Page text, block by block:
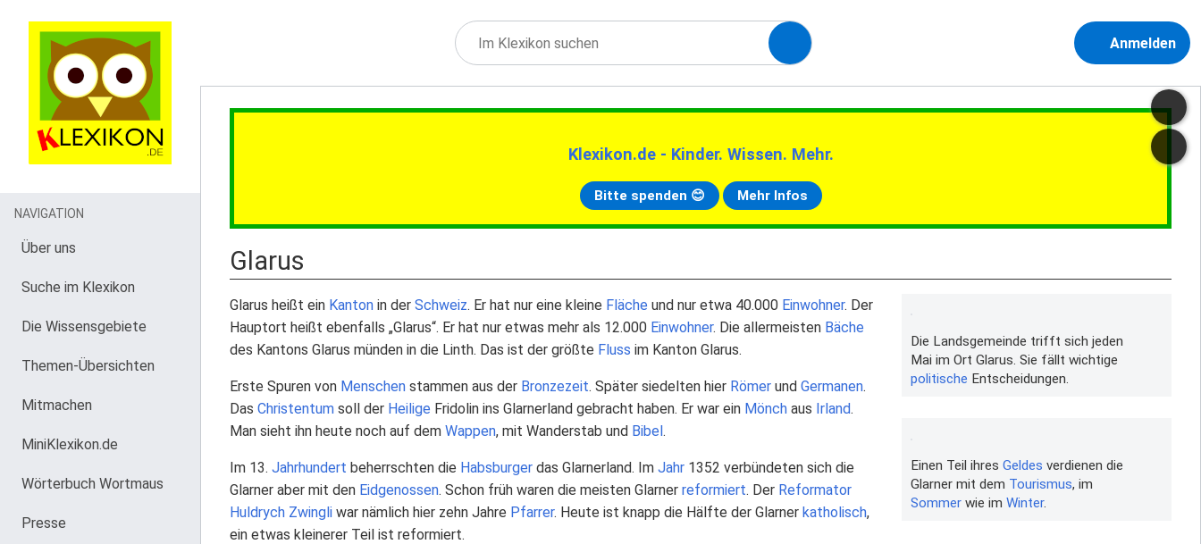
Anmelden
Klexikon.de - Kinder. Wissen. Mehr.
Bitte spenden 😊 Mehr Infos
Glarus
Die Landsgemeinde trifft sich jeden
Mai im Ort Glarus. Sie fällt wichtige
politische Entscheidungen.
Einen Teil ihres Geldes verdienen die
Glarner mit dem Tourismus, im
Sommerwie im Winter.
Glarus heißt ein Kanton in der Schweiz. Er hat nur eine kleine Fläche und nur etwa 40.000 Einwohner. Der
Hauptort heißt ebenfalls „Glarus“. Er hat nur etwas mehr als 12.000 Einwohner. Die allermeisten Bäche
des Kantons Glarus münden in die Linth. Das ist der größte Fluss im Kanton Glarus.
Erste Spuren von Menschen stammen aus der Bronzezeit. Später siedelten hier Römer und Germanen.
Das Christentum soll der Heilige Fridolin ins Glarnerland gebracht haben. Er war ein Mönch aus Irland.
Man sieht ihn heute noch auf dem Wappen, mit Wanderstab und Bibel.
Im 13. Jahrhundert beherrschten die Habsburger das Glarnerland. Im Jahr 1352 verbündeten sich die
Glarner aber mit den Eidgenossen. Schon früh waren die meisten Glarner reformiert. Der Reformator
Huldrych Zwingli war nämlich hier zehn Jahre Pfarrer. Heute ist knapp die Hälfte der Glarner katholisch,
ein etwas kleinerer Teil ist reformiert.
NAVIGATION
Über uns
Suche im Klexikon
Die Wissensgebiete
Themen-Übersichten
Mitmachen
MiniKlexikon.de
Wörterbuch Wortmaus
Presse